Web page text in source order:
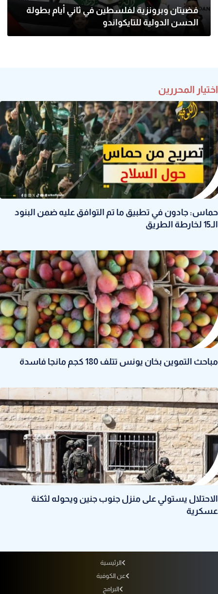
فضيتان وبرونزية لفلسطين في ثاني أيام بطولة
الحسن الدولية للتايكواندو
اختيار المحررين
حماس: جادون في تطبيق ما تم التوافق عليه ضمن البنود
الـ15 لخارطة الطريق
مباحث التموين بخان يونس تتلف 180 كجم مانجا فاسدة
الاحتلال يستولي على منزل جنوب جنين ويحوله لثكنة
عسكرية
الرئيسية
عن الكوفية
البرامج